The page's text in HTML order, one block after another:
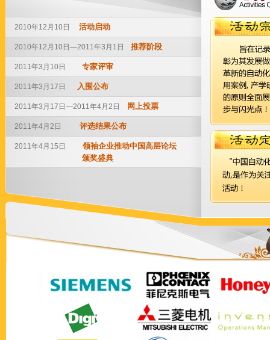
2010年12月10日 活动启动
2010年12月10日—2011年3月1日 推荐阶段
2011年3月10日 专家评审
2011年3月17日 入围公布
2011年3月17日—2011年4月2日 网上投票
2011年4月2日 评选结果公布
2011年4月15日
领袖企业推动中国高层论坛
颁奖盛典